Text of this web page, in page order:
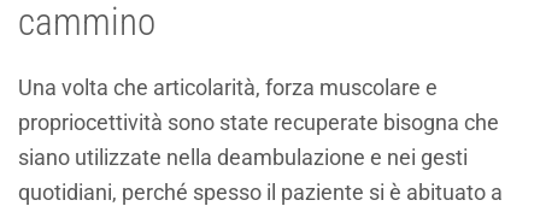
cammino
Una volta che articolarità, forza muscolare e
propriocettività sono state recuperate bisogna che
siano utilizzate nella deambulazione e nei gesti
quotidiani, perché spesso il paziente si è abituato a